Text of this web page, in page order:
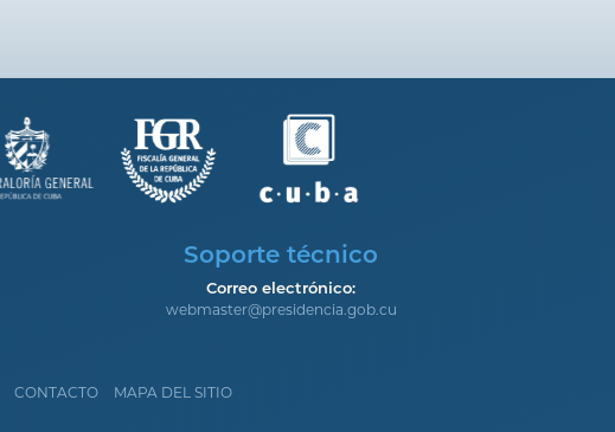
Soporte técnico
Correo electrónico:
webmaster@presidencia.gob.cu
CONTACTO MAPA DEL SITIO